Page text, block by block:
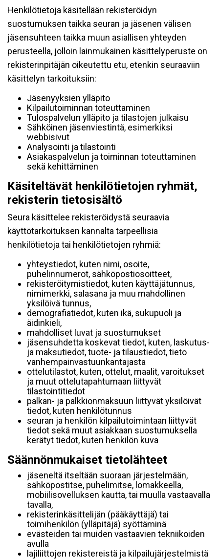
Henkilötietoja käsitellään rekisteröidyn
suostumuksen taikka seuran ja jäsenen välisen
jäsensuhteen taikka muun asiallisen yhteyden
perusteella, jolloin lainmukainen käsittelyperuste on
rekisterinpitäjän oikeutettu etu, etenkin seuraaviin
käsittelyn tarkoituksiin:
Jäsenyyksien ylläpito
Kilpailutoiminnan toteuttaminen
Tulospalvelun ylläpito ja tilastojen julkaisu
Sähköinen jäsenviestintä, esimerkiksi
webbisivut
Analysointi ja tilastointi
Asiakaspalvelun ja toiminnan toteuttaminen
sekä kehittäminen
Käsiteltävät henkilötietojen ryhmät,
rekisterin tietosisältö
Seura käsittelee rekisteröidystä seuraavia
käyttötarkoituksen kannalta tarpeellisia
henkilötietoja tai henkilötietojen ryhmiä:
yhteystiedot, kuten nimi, osoite,
puhelinnumerot, sähköpostiosoitteet,
rekisteröitymistiedot, kuten käyttäjätunnus,
nimimerkki, salasana ja muu mahdollinen
yksilöivä tunnus,
demografiatiedot, kuten ikä, sukupuoli ja
äidinkieli,
mahdolliset luvat ja suostumukset
jäsensuhdetta koskevat tiedot, kuten, laskutus-
ja maksutiedot, tuote- ja tilaustiedot, tieto
vanhempainvastuunkantajasta
ottelutilastot, kuten, ottelut, maalit, varoitukset
ja muut ottelutapahtumaan liittyvät
tilastointitiedot
palkan- ja palkkionmaksuun liittyvät yksilöivät
tiedot, kuten henkilötunnus
seuran ja henkilön kilpailutoimintaan liittyvät
tiedot sekä muut asiakkaan suostumuksella
kerätyt tiedot, kuten henkilön kuva
Säännönmukaiset tietolähteet
jäseneltä itseltään suoraan järjestelmään,
sähköpostitse, puhelimitse, lomakkeella,
mobiilisovelluksen kautta, tai muulla vastaavalla
tavalla,
rekisterinkäsittelijän (pääkäyttäjä) tai
toimihenkilön (ylläpitäjä) syöttäminä
evästeiden tai muiden vastaavien tekniikoiden
avulla
lajiliittojen rekistereistä ja kilpailujärjestelmistä